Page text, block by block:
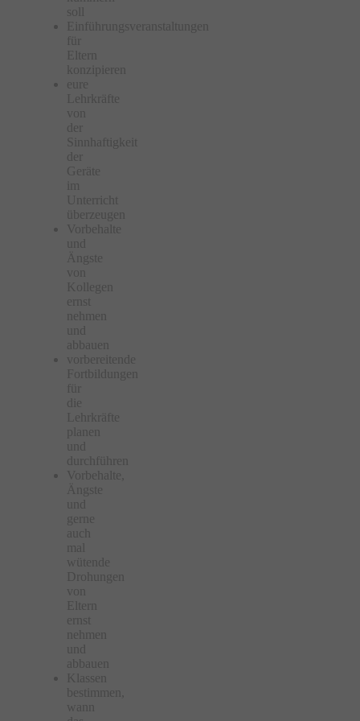
soll
Einführungsveranstaltungen
für
Eltern
konzipieren
eure
Lehrkräfte
von
der
Sinnhaftigkeit
der
Geräte
im
Unterricht
überzeugen
Vorbehalte
und
Ängste
von
Kollegen
ernst
nehmen
und
abbauen
vorbereitende
Fortbildungen
für
die
Lehrkräfte
planen
und
durchführen
Vorbehalte,
Ängste
und
gerne
auch
mal
wütende
Drohungen
von
Eltern
ernst
nehmen
und
abbauen
Klassen
bestimmen,
wann